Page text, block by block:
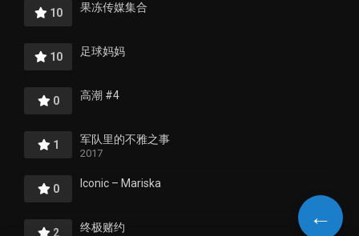
10 果冻传媒集合
10 足球妈妈
0 高潮 #4
1 军队里的不雅之事
2017
0 Iconic – Mariska
2 终极赌约 ←